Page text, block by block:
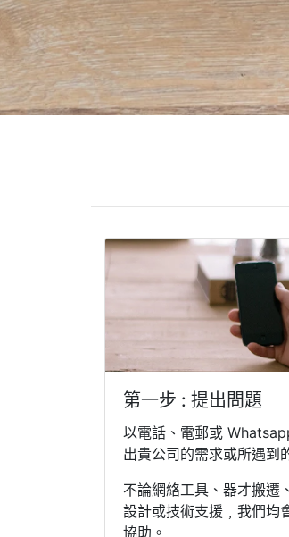
第一步 : 提出問題
以電話、電郵或
出貴公司的需求或所遇到
不論網絡工具、器才搬遷
設計或技術支援﹐我們均
協助。